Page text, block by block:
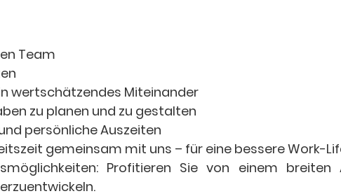
Team
wertschätzendes Miteinander
zu planen und zu gestalten
persönliche Auszeiten
gemeinsam mit uns – für eine bessere Work-
Profitieren Sie von einem